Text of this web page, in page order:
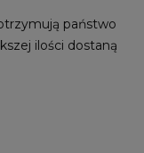
państwo
ilości dostaną